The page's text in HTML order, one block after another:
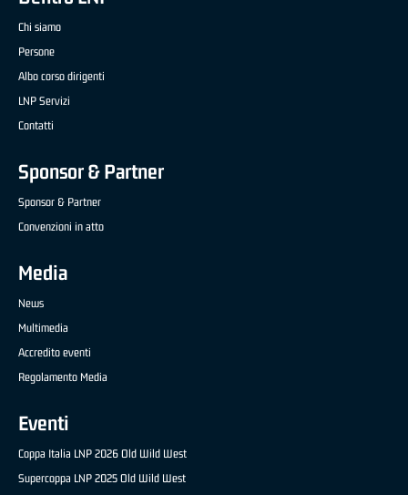
Chi siamo
Persone
Albo corso dirigenti
LNP Servizi
Contatti
Sponsor & Partner
Sponsor & Partner
Convenzioni in atto
Media
News
Multimedia
Accredito eventi
Regolamento Media
Eventi
Coppa Italia LNP 2026 Old Wild West
Supercoppa LNP 2025 Old Wild West